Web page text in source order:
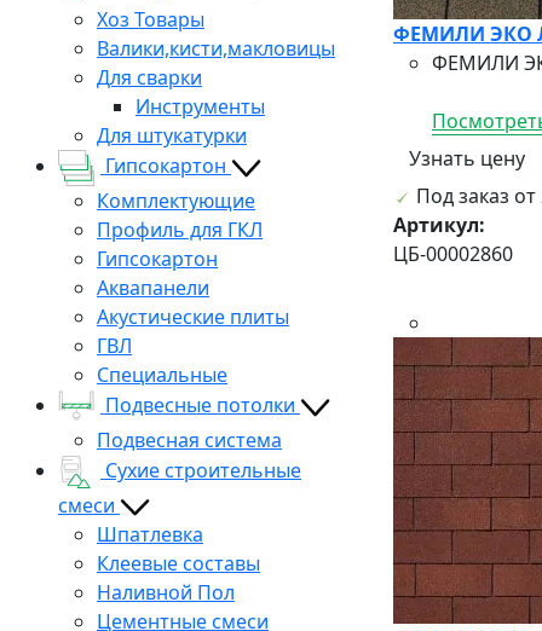
Хоз Товары
Валики,кисти,макловицы
Для сварки
Инструменты
Для штукатурки
Гипсокартон
Комплектующие
Профиль для ГКЛ
Гипсокартон
Аквапанели
Акустические плиты
ГВЛ
Специальные
Подвесные потолки
Подвесная система
Сухие строительные
смеси
Шпатлевка
Клеевые составы
Наливной Пол
Цементные смеси
ФЕМИЛИ ЭКО
ФЕМИЛИ
Узнать цену
Под заказ от
Артикул:
ЦБ-00002860